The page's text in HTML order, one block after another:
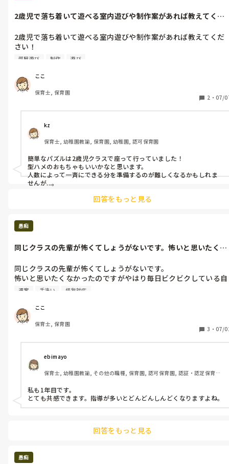
2歳児で落ち着いて遊べる室内遊びや制作案があれば教えてくだ
2歳児で落ち着いて遊べる室内遊びや制作案があれば教えてくだ
さい！
今週はスイカ制作で色塗りと、シール貼りや
一斉に同じことをして遊びたいので沢山アイデアが欲しいです！
部屋遊び 制作 遊び
ここ
保育士, 保育園
2 ・ 07/
kz
保育士, 幼稚園教諭, 保育園, 幼稚園, 認可保育園
簡単なパズルは2歳児クラスで座って行っていました！
型ハメのおもちゃもいいかなと思います。
人数によって一斉にできる分を準備するのが難しくなるかもしれま
せんが...。
回答をもっと見る
愚痴
同じクラスの先輩が怖くてしょうがないです。怖いと思いたくな
同じクラスの先輩が怖くてしょうがないです。
怖いと思いたくなかったのですがやはり毎日ビクビクしている自
分がいてストレス。
たり前かもしれないけど、自分が週案回す週なのにうまく子ども
たちに動線を作れなかったり、上手に声掛けできなかったり、先
輩にフォローされるたび、怒られてる気持ちになってどんどん次
はじめは先輩を真似したりこうがいいかな？と思いながら進めよ
うとしていたけど、最近は怖くてごちそうさまの声かけすらなん
か怖くなる。
え、今でいいのかな。まだ待ったほうがいいかな
不安な時は確認もしていたけど、毎回確認するのはいい加減やめ
なきゃかなとか、全然判断できてないとか、考えれば考えるほど
怖くて仕方がない。
く、良かったことも悪かったことも何も言われてないからとくに
何がこわいのかわからない、
週案 手洗い 怪我対応
ここ
保育士, 保育園
3 ・ 07/
ebimayo
保育士, 幼稚園教諭, その他の職種, 保育園, 認可保育園, 認証・認定保育園,
私も1年目です。
とても共感できます。指導が多いとどんどんしんどくなりますよね。
回答をもっと見る
愚痴